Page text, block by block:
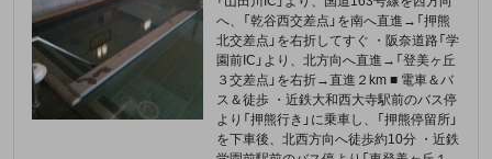
へ、「乾谷西交差点」を南へ直進→「押熊
北交差点」を右折してすぐ ・阪奈道路「学
園前IC」より、北方向へ直進→「登美ヶ丘
３交差点」を右折→直進２km ■ 電車＆バ
ス＆徒歩 ・近鉄大和西大寺駅前のバス停
より「押熊行き」に乗車し、「押熊停留所」
を下車後、北西方向へ徒歩約10分 ・近鉄